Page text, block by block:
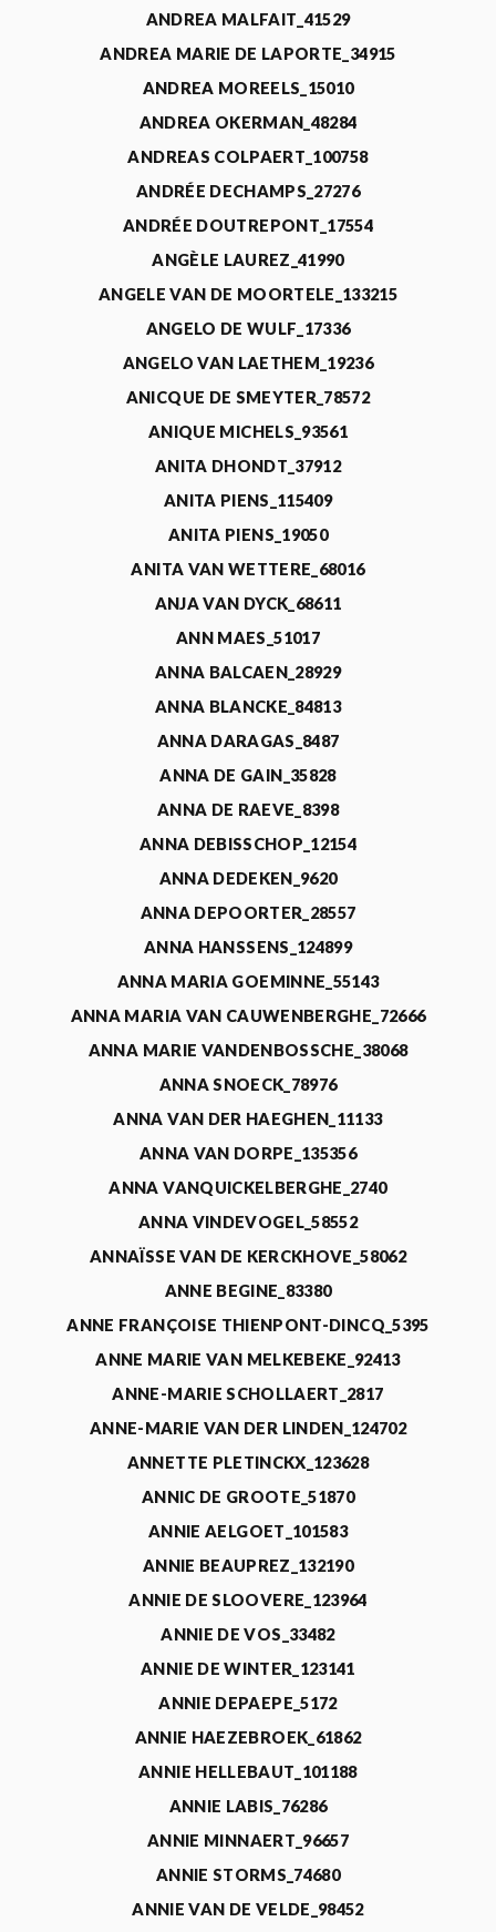
ANDREA MALFAIT_41529
ANDREA MARIE DE LAPORTE_34915
ANDREA MOREELS_15010
ANDREA OKERMAN_48284
ANDREAS COLPAERT_100758
ANDRÉE DECHAMPS_27276
ANDRÉE DOUTREPONT_17554
ANGÈLE LAUREZ_41990
ANGELE VAN DE MOORTELE_133215
ANGELO DE WULF_17336
ANGELO VAN LAETHEM_19236
ANICQUE DE SMEYTER_78572
ANIQUE MICHELS_93561
ANITA DHONDT_37912
ANITA PIENS_115409
ANITA PIENS_19050
ANITA VAN WETTERE_68016
ANJA VAN DYCK_68611
ANN MAES_51017
ANNA BALCAEN_28929
ANNA BLANCKE_84813
ANNA DARAGAS_8487
ANNA DE GAIN_35828
ANNA DE RAEVE_8398
ANNA DEBISSCHOP_12154
ANNA DEDEKEN_9620
ANNA DEPOORTER_28557
ANNA HANSSENS_124899
ANNA MARIA GOEMINNE_55143
ANNA MARIA VAN CAUWENBERGHE_72666
ANNA MARIE VANDENBOSSCHE_38068
ANNA SNOECK_78976
ANNA VAN DER HAEGHEN_11133
ANNA VAN DORPE_135356
ANNA VANQUICKELBERGHE_2740
ANNA VINDEVOGEL_58552
ANNAÏSSE VAN DE KERCKHOVE_58062
ANNE BEGINE_83380
ANNE FRANÇOISE THIENPONT-DINCQ_5395
ANNE MARIE VAN MELKEBEKE_92413
ANNE-MARIE SCHOLLAERT_2817
ANNE-MARIE VAN DER LINDEN_124702
ANNETTE PLETINCKX_123628
ANNIC DE GROOTE_51870
ANNIE AELGOET_101583
ANNIE BEAUPREZ_132190
ANNIE DE SLOOVERE_123964
ANNIE DE VOS_33482
ANNIE DE WINTER_123141
ANNIE DEPAEPE_5172
ANNIE HAEZEBROEK_61862
ANNIE HELLEBAUT_101188
ANNIE LABIS_76286
ANNIE MINNAERT_96657
ANNIE STORMS_74680
ANNIE VAN DE VELDE_98452